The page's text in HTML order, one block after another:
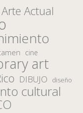
Arte Actual
cine
art
DIBUJO diseño
cultural